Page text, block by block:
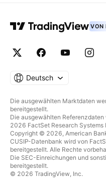
VON
Deutsch
Die ausgewählten Marktdaten
bereitgestellt.
Die ausgewählten
2026 FactSet Research Systems
Copyright © 2026, American
CUSIP-Datenbank wird von
bereitgestellt. Alle Rechte
Die SEC-Einreichungen und
bereitgestellt.
© 2026 TradingView, Inc.